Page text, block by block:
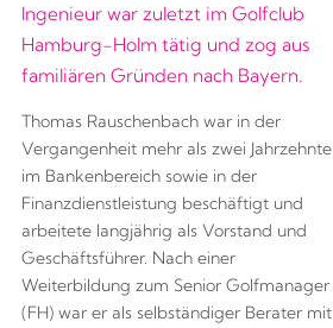
Ingenieur war zuletzt im Golfclub
Hamburg-Holm tätig und zog aus
familiären Gründen nach Bayern.
Thomas Rauschenbach war in der
Vergangenheit mehr als zwei Jahrzehnte
im Bankenbereich sowie in der
Finanzdienstleistung beschäftigt und
arbeitete langjährig als Vorstand und
Geschäftsführer. Nach einer
Weiterbildung zum Senior Golfmanager
(FH) war er als selbständiger Berater mit